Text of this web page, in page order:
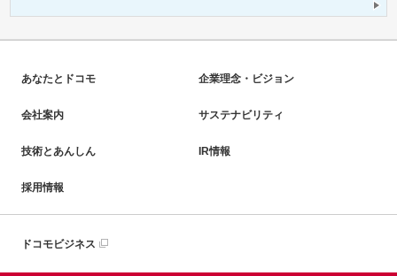
あなたとドコモ 企業理念・ビジョン
会社案内 サステナビリティ
技術とあんしん IR情報
採用情報
ドコモビジネス